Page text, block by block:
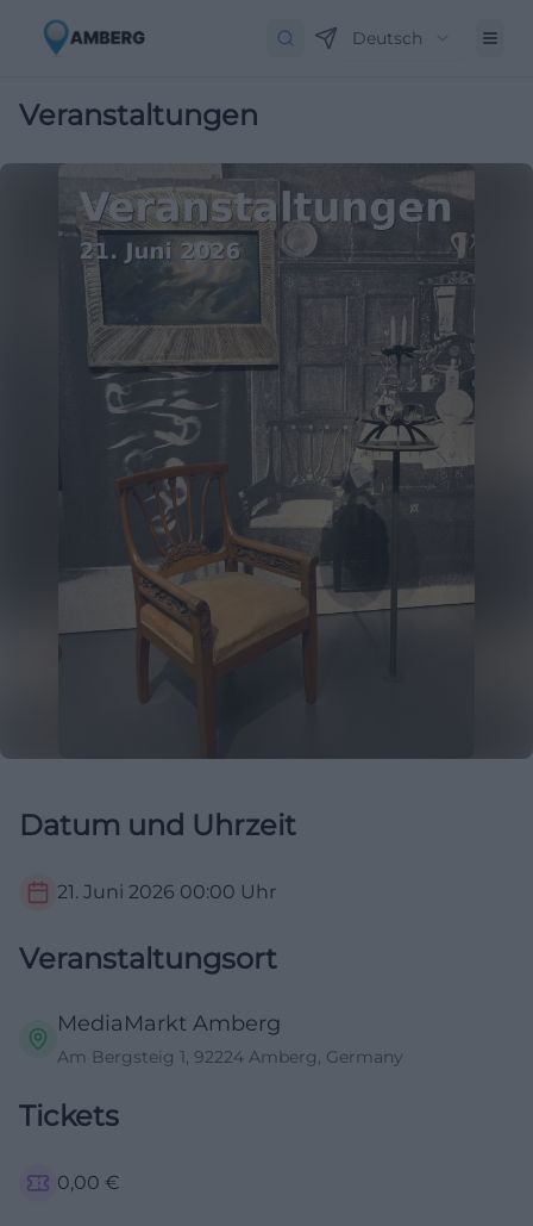
Deutsch
Veranstaltungen
Datum und Uhrzeit
21. Juni 2026 00:00 Uhr
Veranstaltungsort
MediaMarkt Amberg
Am Bergsteig 1, 92224 Amberg, Germany
Tickets
0,00 €